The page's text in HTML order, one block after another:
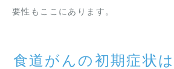
要性もここにあります。
食道がんの初期症状